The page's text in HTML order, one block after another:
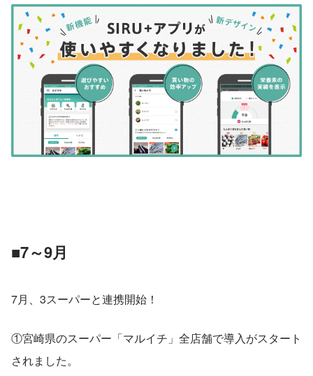
■7～9月
7月、3スーパーと連携開始！
①宮崎県のスーパー「マルイチ」全店舗で導入がスタート
されました。